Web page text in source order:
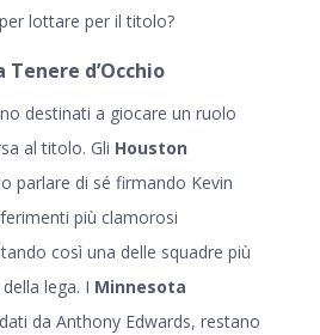
lottare per il titolo?
d’Occhio
destinati a giocare un ruolo
al titolo. Gli Houston
parlare di sé firmando Kevin
più clamorosi
così una delle squadre più
lega. I Minnesota
da Anthony Edwards, restano